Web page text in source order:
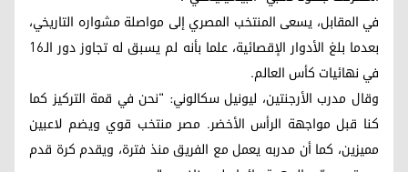
في المقابل، يسعى المنتخب المصري إلى مواصلة مشواره التاريخي،
بعدما بلغ الأدوار الإقصائية، علما بأنه لم يسبق له تجاوز دور الـ16
في نهائيات كأس العالم.
وقال مدرب الأرجنتين، ليونيل سكالوني: "نحن في قمة التركيز كما
كنا قبل مواجهة الرأس الأخضر. مصر منتخب قوي ويضم لاعبين
مميزين، كما أن مدربه يعمل مع الفريق منذ فترة، ويقدم كرة قدم